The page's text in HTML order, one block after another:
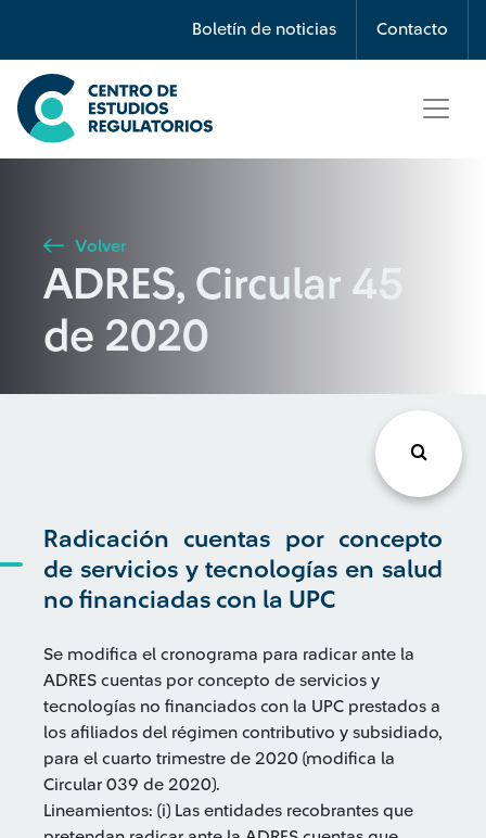
Boletín de noticias Contacto
Búsqueda
Seleccione país
Buscar
Volver
ADRES, Circular 45
de 2020
Radicación cuentas por concepto
de servicios y tecnologías en salud
no financiadas con la UPC
Se modifica el cronograma para radicar ante la
ADRES cuentas por concepto de servicios y
tecnologías no financiados con la UPC prestados a
los afiliados del régimen contributivo y subsidiado,
para el cuarto trimestre de 2020 (modifica la
Circular 039 de 2020).
Lineamientos: (i) Las entidades recobrantes que